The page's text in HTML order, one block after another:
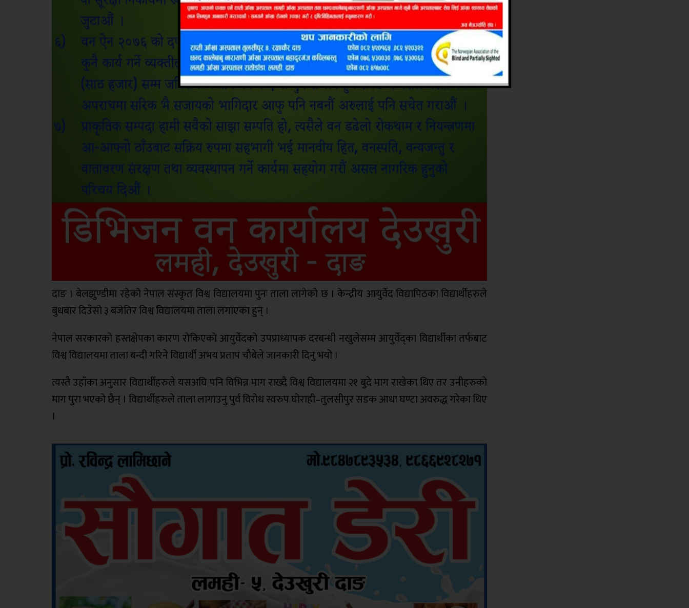
दाङ । बेलझुण्डीमा रहेको नेपाल संस्कृत विश्व विद्यालयमा पुनः ताला लागेको छ । केन्द्रीय आयुर्वेद विद्यापिठका विद्यार्थीहरुले
बुधबार दिउँसो ३ बजेतिर विश्व विद्यालयमा ताला लगाएका हुन् ।
नेपाल सरकारको हस्तक्षेपका कारण रोकिएको आयुर्वेदको उपप्राध्यापक दरबन्धी नखुलेसम्म आयुर्वेद्का विद्यार्थीका तर्फबाट
विश्व विद्यालयमा ताला बन्दी गरिने विद्यार्थी अभय प्रताप चौबेले जानकारी दिनु भयो ।
त्यस्तै उहाँका अनुसार विद्यार्थीहरुले यसअघि पनि विभिन्न माग राख्दै विश्व विद्यालयमा २१ बुदे माग राखेका थिए तर उनीहरुको
माग पुरा भएको छैन् । विद्यार्थीहरुले ताला लागाउनु पुर्व विरोध स्वरुप घोराही–तुलसीपुर सडक आधा घण्टा अवरुद्ध गरेका थिए
।